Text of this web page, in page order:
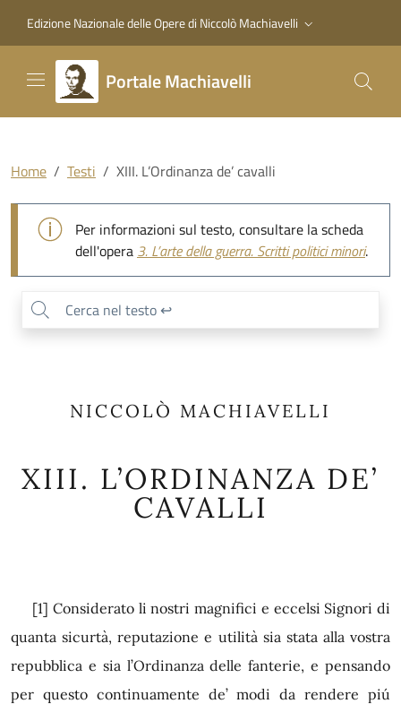
Edizione Nazionale delle Opere di Niccolò Machiavelli
Portale Machiavelli
Home Testi XIII. L’Ordinanza de’ cavalli
XIII. L’Ordinanza de’ cavalli
Per informazioni sul testo, consultare la scheda
dell'opera 3. L’arte della guerra. Scritti politici minori.
/0
NICCOLÒ MACHIAVELLI
XIII. L’ORDINANZA DE’
CAVALLI
[1] Considerato li nostri magnifici e eccelsi Signori di
quanta sicurtà, reputazione e utilità sia stata alla vostra
repubblica e sia l’Ordinanza delle fanterie, e pensando
per questo continuamente de’ modi da rendere piú